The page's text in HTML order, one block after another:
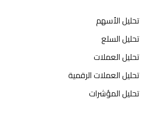
تحليل الأسهم
تحليل السلع
تحليل العملات
تحليل العملات الرقمية
تحليل المؤشرات